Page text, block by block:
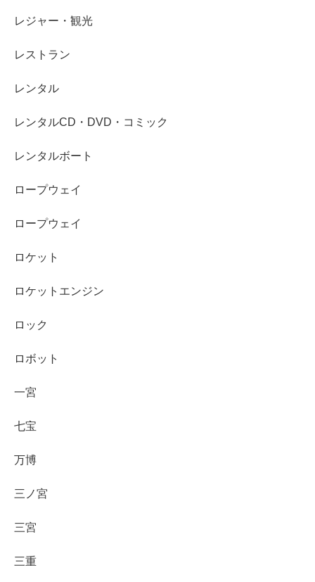
レジャー・観光
レストラン
レンタル
レンタルCD・DVD・コミック
レンタルボート
ロープウェイ
ロープウェイ
ロケット
ロケットエンジン
ロック
ロボット
一宮
七宝
万博
三ノ宮
三宮
三重